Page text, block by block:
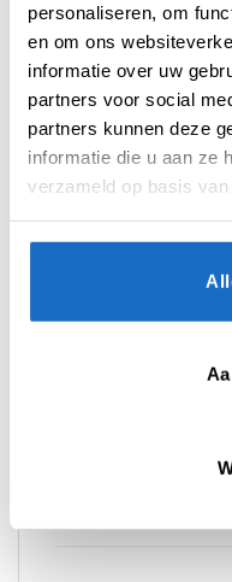
personaliseren, om
en om ons
informatie over uw
partners voor social
partners kunnen deze
informatie die u aan ze
verzameld op basis
Categorieën:Alle Spelers
Nieuw
Tag:Mission Drop June 2025
Merk:Mission